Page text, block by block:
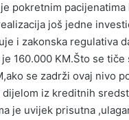
pokretnim
još jedne
i zakonska regulativa
160.000 KM.Što se
se zadrži ovaj nivo
iz kreditnih
je uvijek prisutna